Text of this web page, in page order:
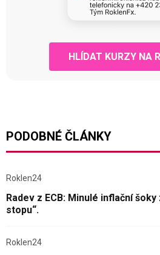
HLÍDAT KURZY NA
PODOBNÉ ČLÁNKY
Roklen24
Radev z ECB: Minulé inflační
stopu“.
Roklen24